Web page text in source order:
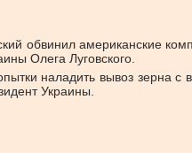
обвинил американские
Олега Луговского.
наладить вывоз зерна с
Украины.